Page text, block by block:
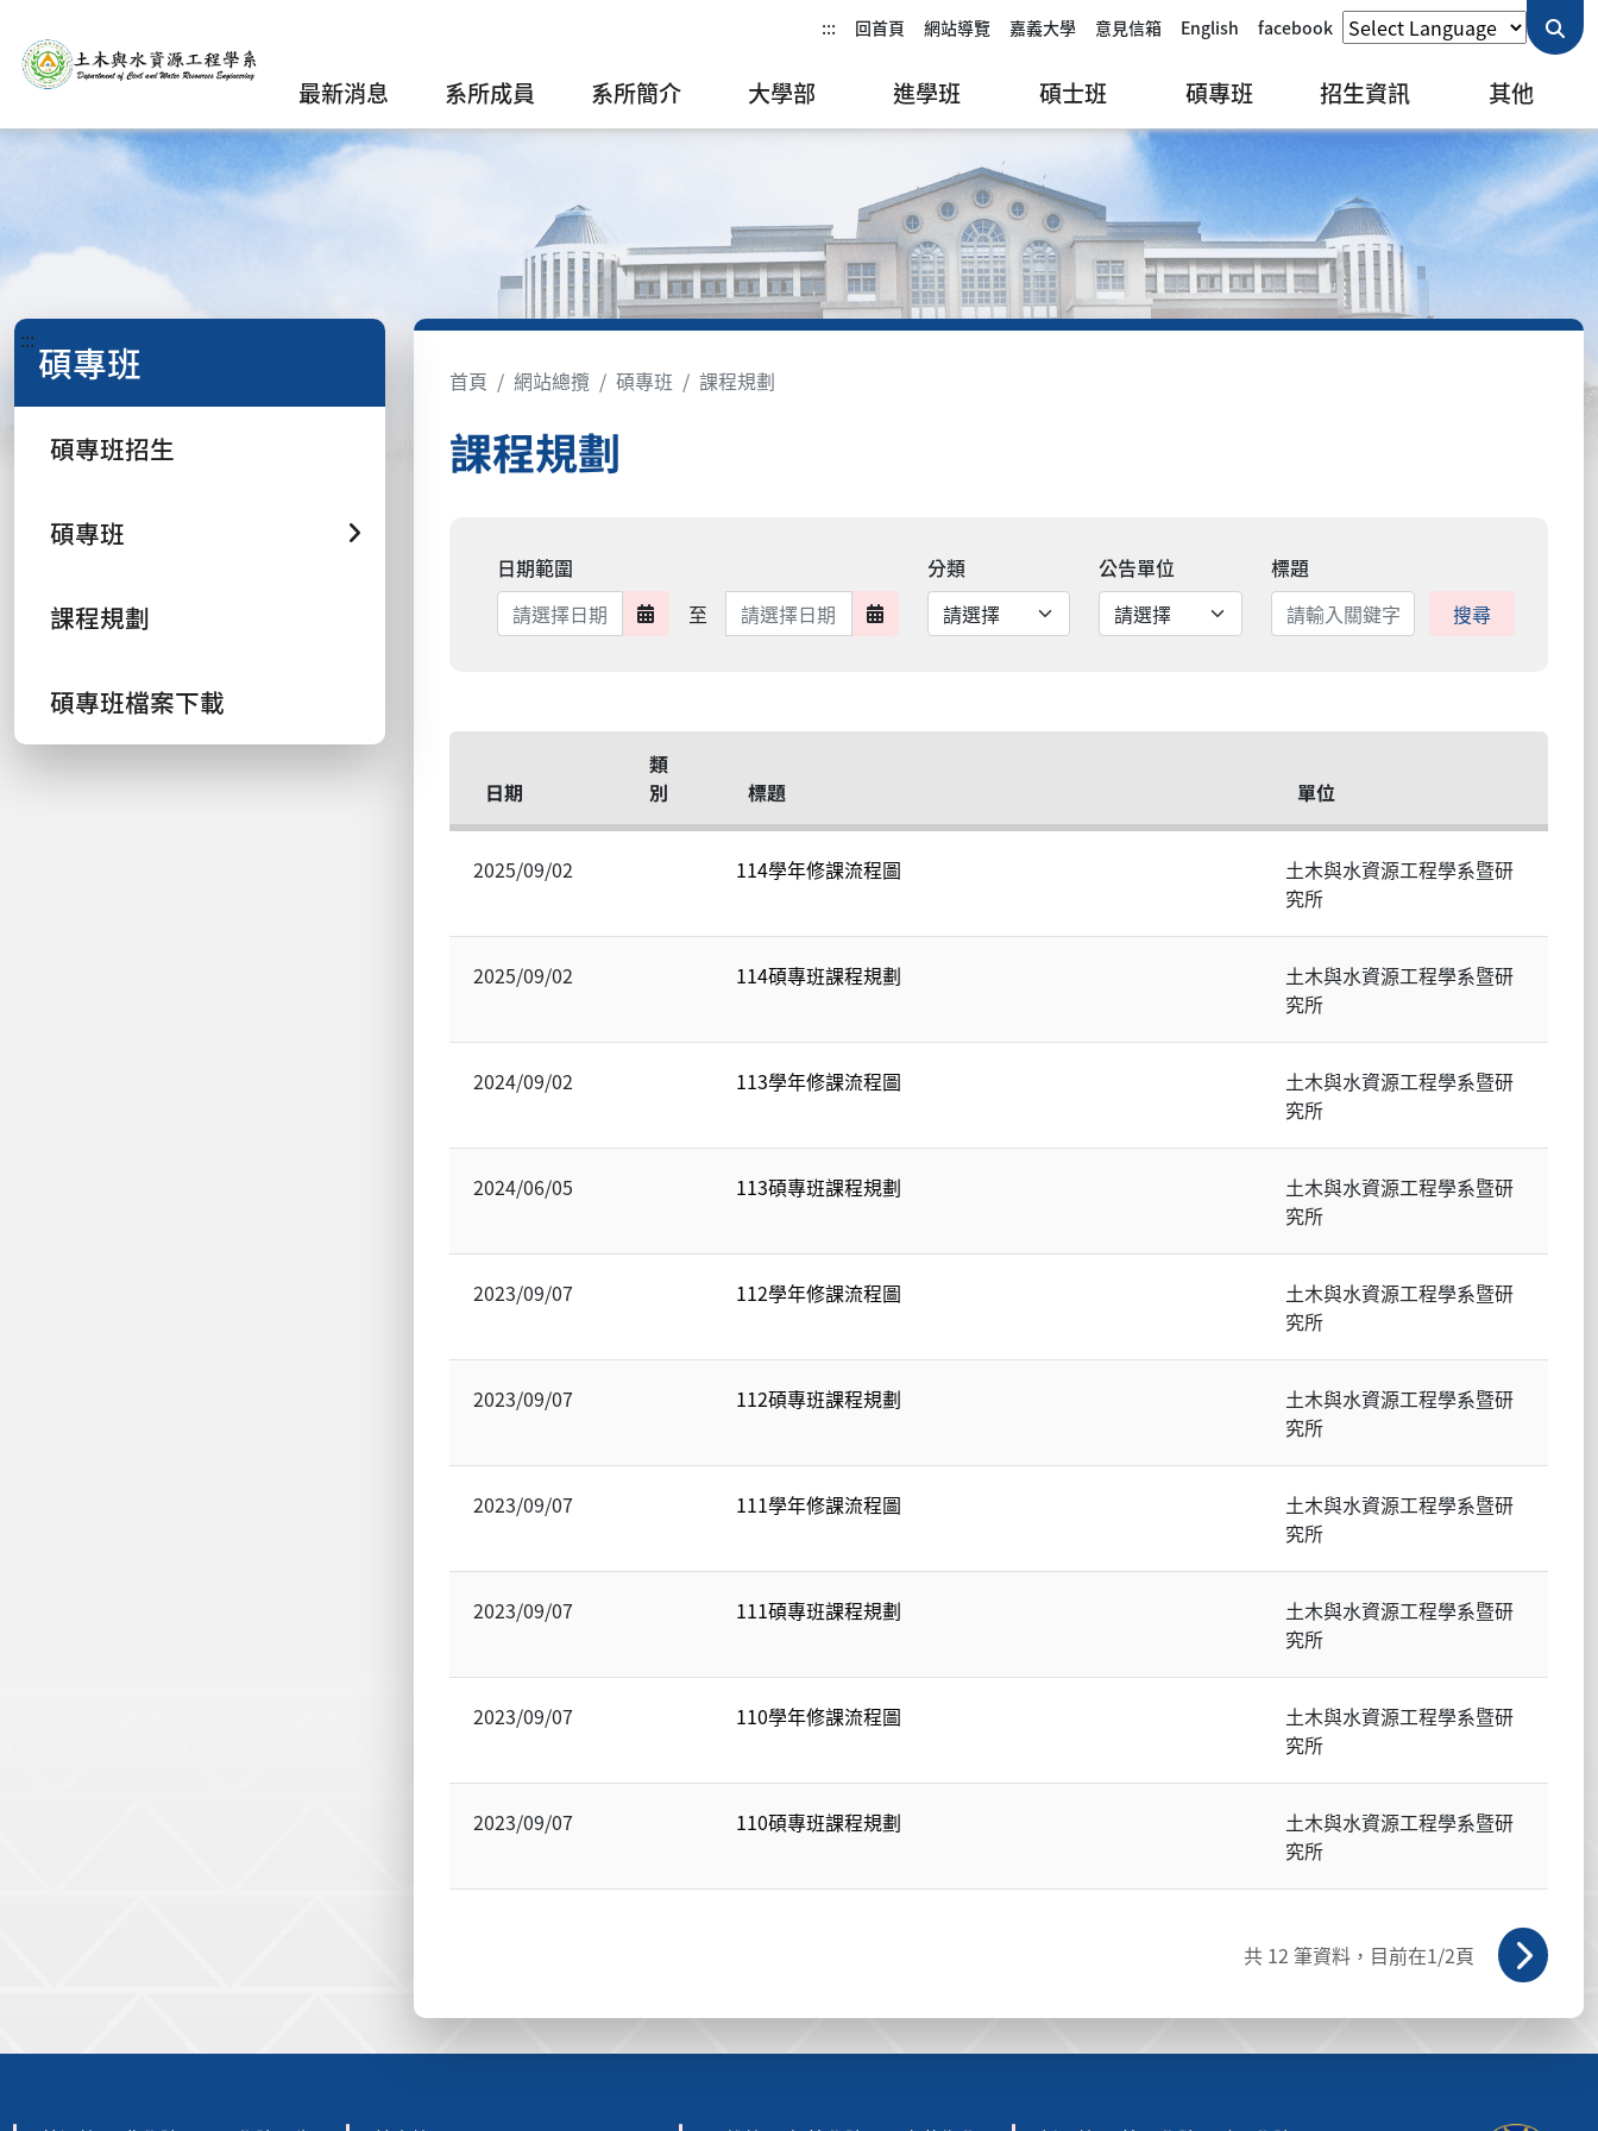
::: 回首頁 網站導覽 嘉義大學 意見信箱 English facebook
最新消息 系所成員 系所簡介 大學部 進學班 碩士班 碩專班 招生資訊 其他
::: 碩專班
碩專班招生
碩專班
課程規劃
碩專班檔案下載
首頁 網站總攬 碩專班 課程規劃
課程規劃
日期範圍
日期範圍開始
至 日期範圍結束 日期範圍結束
分類 公告單位
標題
搜尋
日期
類
別
標題 單位
2025/09/02 114學年修課流程圖
土木與水資源工程學系暨研
究所
2025/09/02 114碩專班課程規劃
土木與水資源工程學系暨研
究所
2024/09/02 113學年修課流程圖
土木與水資源工程學系暨研
究所
2024/06/05 113碩專班課程規劃
土木與水資源工程學系暨研
究所
2023/09/07 112學年修課流程圖
土木與水資源工程學系暨研
究所
2023/09/07 112碩專班課程規劃
土木與水資源工程學系暨研
究所
2023/09/07 111學年修課流程圖
土木與水資源工程學系暨研
究所
2023/09/07 111碩專班課程規劃
土木與水資源工程學系暨研
究所
2023/09/07 110學年修課流程圖
土木與水資源工程學系暨研
究所
2023/09/07 110碩專班課程規劃
土木與水資源工程學系暨研
究所
共 12 筆資料，目前在1/2頁